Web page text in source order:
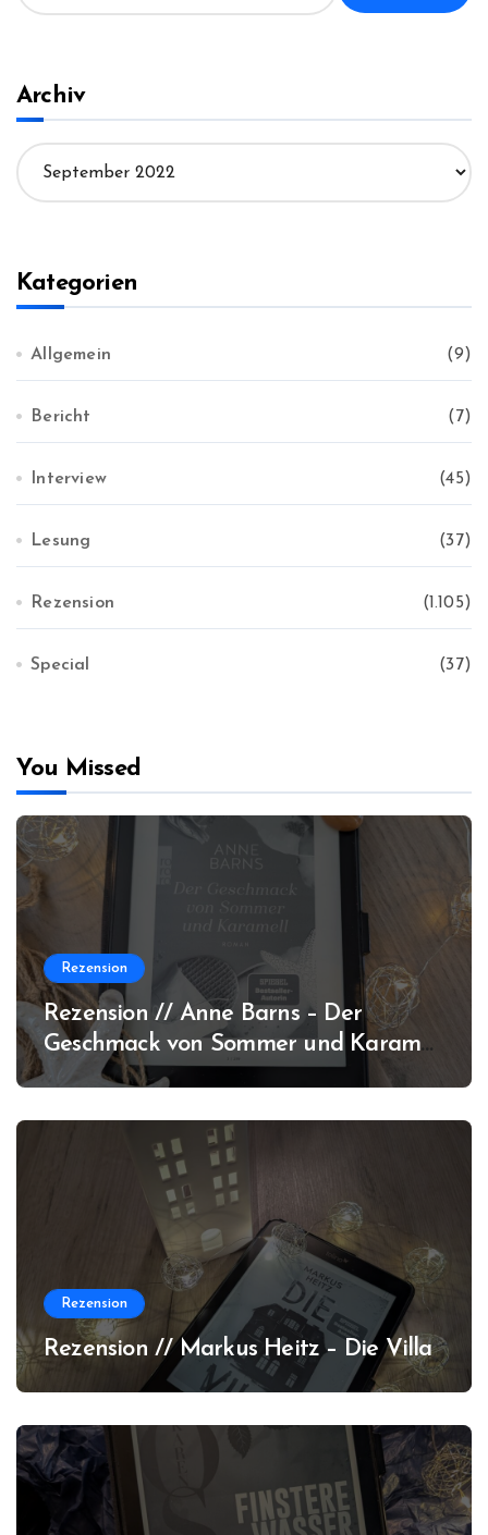
n
c
h
Archiv
A
r
v
Kategorien
Allgemein (9)
Bericht (7)
Interview (45)
Lesung (37)
Rezension (1.105)
Special (37)
You Missed
Rezension
Rezension // Anne Barns – Der
Geschmack von Sommer und Karamell
(Amrum #3)
Rezension
Rezension // Markus Heitz – Die Villa